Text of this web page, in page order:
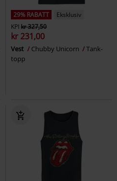
29% RABATT
Eksklusiv
KPI kr 327,50
kr 231,00
Vest Chubby Unicorn
Tank-
topp